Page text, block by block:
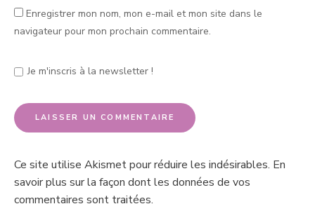
Enregistrer mon nom, mon e-mail et mon site dans le
navigateur pour mon prochain commentaire.
Je m'inscris à la newsletter !
Ce site utilise Akismet pour réduire les indésirables. En
savoir plus sur la façon dont les données de vos
commentaires sont traitées.